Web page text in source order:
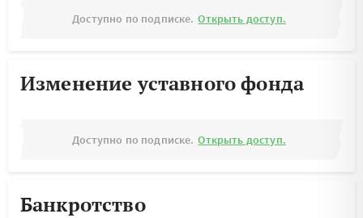
Доступно по подписке. Открыть доступ.
Изменение уставного фонда
Доступно по подписке. Открыть доступ.
Банкротство